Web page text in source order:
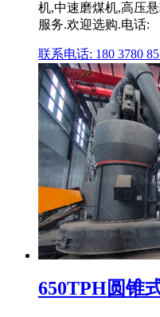
机,中速磨煤机,高压
服务.欢迎选购.电话:
联系电话: 180 3780
650TPH圆锥